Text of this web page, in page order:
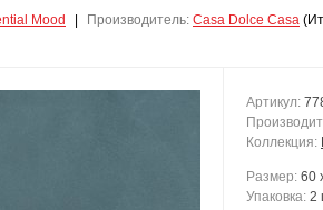
Mood Производитель: Casa Dolce Casa
Артикул:
Коллекция:
Размер: 60
Упаковка: 2